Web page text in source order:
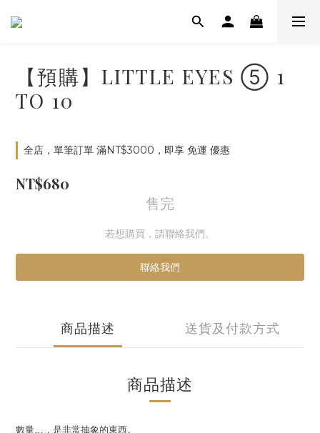
【預購】LITTLE EYES ⑤ 1
TO 10
全店，單筆訂單 滿NT$3000，即享 免運 優惠
NT$680
售完
若想購買，請聯絡我們。
聯絡我們
商品描述 送貨及付款方式
商品描述
數量… ，是非常抽象的東西。